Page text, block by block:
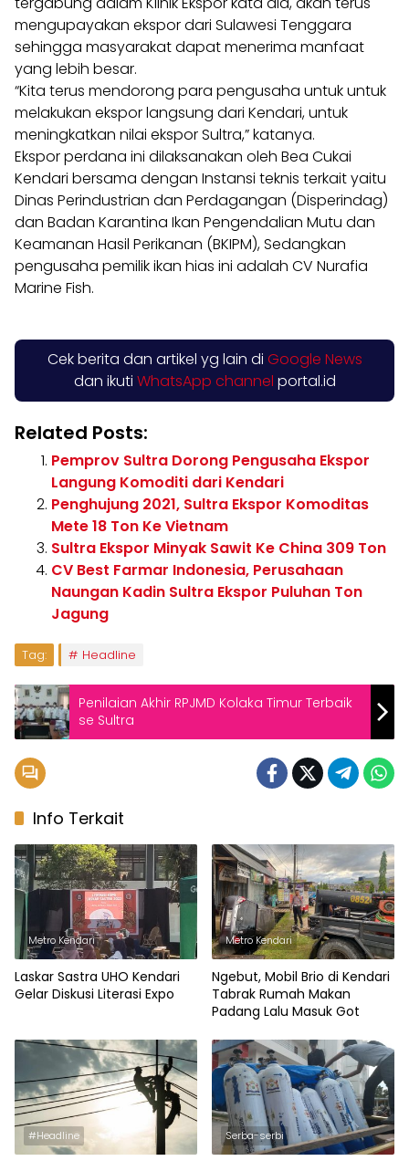
mengupayakan ekspor dari Sulawesi Tenggara
sehingga masyarakat dapat menerima manfaat
yang lebih besar.
“Kita terus mendorong para pengusaha untuk untuk
melakukan ekspor langsung dari Kendari, untuk
meningkatkan nilai ekspor Sultra,” katanya.
Ekspor perdana ini dilaksanakan oleh Bea Cukai
Kendari bersama dengan Instansi teknis terkait yaitu
Dinas Perindustrian dan Perdagangan (Disperindag)
dan Badan Karantina Ikan Pengendalian Mutu dan
Keamanan Hasil Perikanan (BKIPM), Sedangkan
pengusaha pemilik ikan hias ini adalah CV Nurafia
Marine Fish.
Cek berita dan artikel yg lain di Google News
dan ikuti WhatsApp channel portal.id
Related Posts:
Pemprov Sultra Dorong Pengusaha Ekspor
Langung Komoditi dari Kendari
Penghujung 2021, Sultra Ekspor Komoditas
Mete 18 Ton Ke Vietnam
Sultra Ekspor Minyak Sawit Ke China 309 Ton
CV Best Farmar Indonesia, Perusahaan
Naungan Kadin Sultra Ekspor Puluhan Ton
Jagung
Tag: Headline
Penilaian Akhir RPJMD Kolaka Timur Terbaik
se Sultra
Info Terkait
Metro Kendari
Laskar Sastra UHO Kendari
Gelar Diskusi Literasi Expo
Metro Kendari
Ngebut, Mobil Brio di Kendari
Tabrak Rumah Makan
Padang Lalu Masuk Got
#Headline Serba-serbi